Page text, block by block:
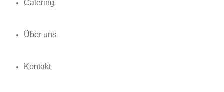
Catering
Über uns
Kontakt